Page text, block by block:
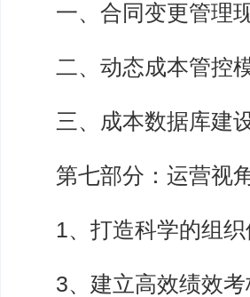
一、合同变更管理
二、动态成本管控
三、成本数据库建设
第七部分：运营视角
1、打造科学的组织
3、建立高效绩效考